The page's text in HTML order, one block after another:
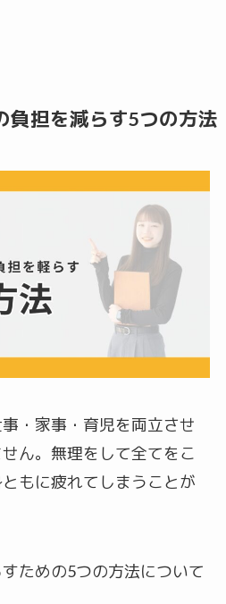
負担を減らす5つの方法
・家事・育児を両立させ
ん。無理をして全てをこ
もに疲れてしまうことが
ための5つの方法について